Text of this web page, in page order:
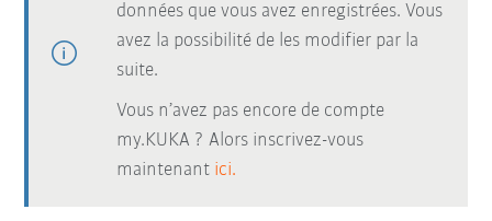
données que vous avez enregistrées. Vous
avez la possibilité de les modifier par la
suite.
Vous n’avez pas encore de compte
my.KUKA ? Alors inscrivez-vous
maintenant ici.